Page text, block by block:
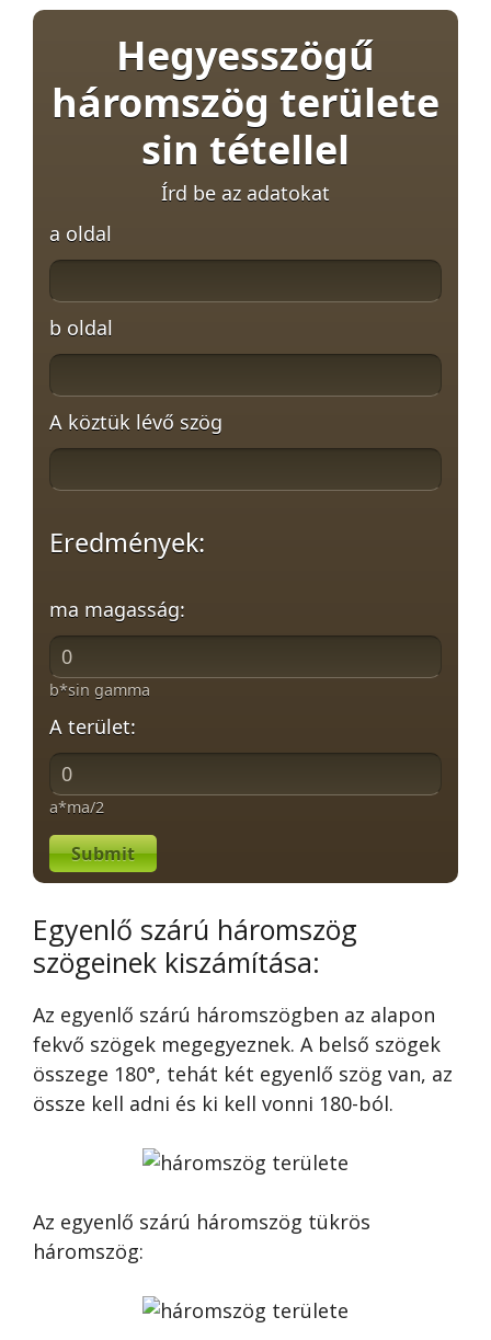
Hegyesszögű
háromszög területe
sin tétellel
Írd be az adatokat
a oldal
b oldal
A köztük lévő szög
Eredmények:
ma magasság:
b*sin gamma
A terület:
a*ma/2
Submit
Egyenlő szárú háromszög
szögeinek kiszámítása:
Az egyenlő szárú háromszögben az alapon
fekvő szögek megegyeznek. A belső szögek
összege 180°, tehát két egyenlő szög van, az
össze kell adni és ki kell vonni 180-ból.
Az egyenlő szárú háromszög tükrös
háromszög: